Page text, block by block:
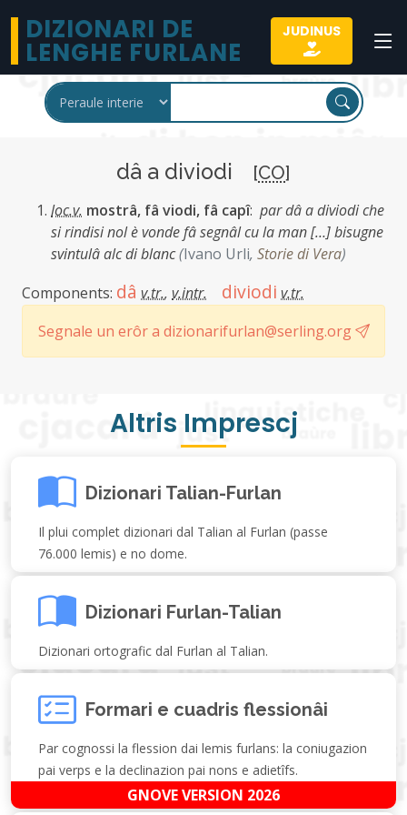
DIZIONARI DE
LENGHE FURLANE
JUDINUS
dâ a diviodi [CO]
loc.v. mostrâ, fâ viodi, fâ capî: par dâ a diviodi che
si rindisi nol è vonde fâ segnâl cu la man […] bisugne
svintulâ alc di blanc(Ivano Urli, Storie di Vera)
Components: dâ v.tr., v.intr. diviodi v.tr.
Segnale un erôr a dizionarifurlan@serling.org
Altris Imprescj
Dizionari Talian-Furlan
Il plui complet dizionari dal Talian al Furlan (passe
76.000 lemis) e no dome.
Dizionari Furlan-Talian
Dizionari ortografic dal Furlan al Talian.
Formari e cuadris flessionâi
Par cognossi la flession dai lemis furlans: la coniugazion
pai verps e la declinazion pai nons e adietîfs.
GNOVE VERSION 2026